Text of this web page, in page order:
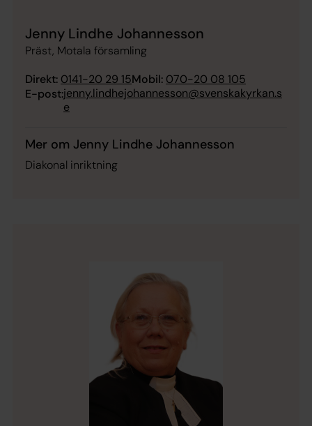
Jenny Lindhe Johannesson
Präst, Motala församling
Direkt: 0141-20 29 15Mobil: 070-20 08 105
E-post:jenny.lindhejohannesson@svenskakyrkan.s
e
Mer om Jenny Lindhe Johannesson
Diakonal inriktning